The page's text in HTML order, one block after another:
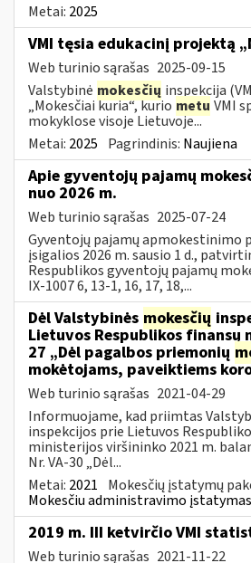
Metai: 2025
VMI tęsia edukacinį projektą
Web turinio sąrašas 2025-09-15
Valstybinė mokesčių inspekcija
„Mokesčiai kuria“, kurio metu VMI
mokyklose visoje Lietuvoje...
Metai: 2025 Pagrindinis: Naujiena
Apie gyventojų pajamų
nuo 2026 m.
Web turinio sąrašas 2025-07-24
Gyventojų pajamų apmokestinimo
įsigalios 2026 m. sausio 1 d.,
Respublikos gyventojų pajamų
IX-1007 6, 13-1, 16, 17, 18,...
Dėl Valstybinės mokesčių
Lietuvos Respublikos finansų
27 „Dėl pagalbos priemonių
mokėtojams, paveiktiems
Web turinio sąrašas 2021-04-29
Informuojame, kad priimtas
inspekcijos prie Lietuvos
ministerijos viršininko 2021 m.
Nr. VA-30 „Dėl...
Metai: 2021 Mokesčių įstatymų
Mokesčiu administravimo įstatymas
2019 m. III ketvirčio VMI
Web turinio sąrašas 2021-11-22